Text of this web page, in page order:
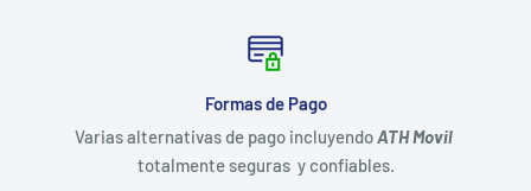
Formas de Pago
Varias alternativas de pago incluyendoATH Movil
totalmente seguras y confiables.